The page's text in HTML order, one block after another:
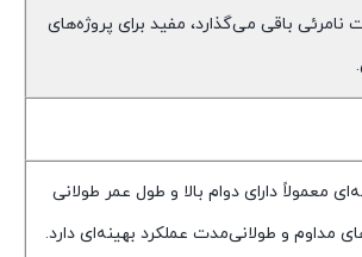
باقی می‌گذارد، مفید برای پروژه‌های
معمولاً دارای دوام بالا و طول عمر طولانی
مداوم و طولانی‌مدت عملکرد بهینه‌ای دارد.